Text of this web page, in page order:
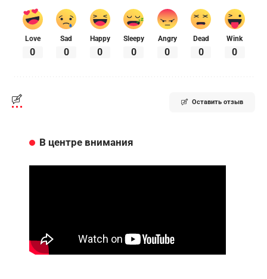
Love
0
Sad
0
Happy
0
Sleepy
0
Angry
0
Dead
0
Wink
0
Оставить отзыв
В центре внимания